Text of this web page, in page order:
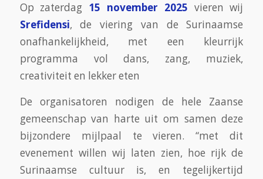
Op zaterdag 15 november 2025 vieren wij
Srefidensi, de viering van de Surinaamse
onafhankelijkheid, met een kleurrijk
programma vol dans, zang, muziek,
creativiteit en lekker eten
De organisatoren nodigen de hele Zaanse
gemeenschap van harte uit om samen deze
bijzondere mijlpaal te vieren. “met dit
evenement willen wij laten zien, hoe rijk de
Surinaamse cultuur is, en tegelijkertijd